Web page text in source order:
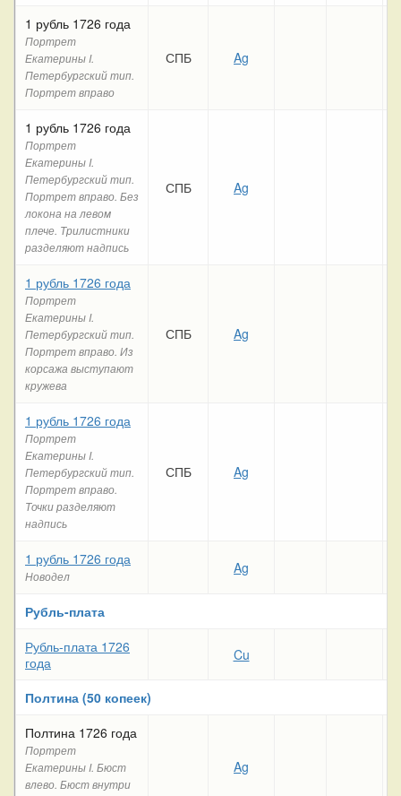
1 рубль 1726 года
Портрет
Екатерины I.
Петербургский тип.
Портрет вправо
СПБ Ag
1 рубль 1726 года
Портрет
Екатерины I.
Петербургский тип.
Портрет вправо. Без
локона на левом
плече. Трилистники
разделяют надпись
СПБ Ag
1 рубль 1726 года
Портрет
Екатерины I.
Петербургский тип.
Портрет вправо. Из
корсажа выступают
кружева
СПБ Ag
1 рубль 1726 года
Портрет
Екатерины I.
Петербургский тип.
Портрет вправо.
Точки разделяют
надпись
СПБ Ag
1 рубль 1726 года
Новодел Ag
Рубль-плата
Рубль-плата 1726
года
Cu
Полтина (50 копеек)
Полтина 1726 года
Портрет
Екатерины I. Бюст
влево. Бюст внутри
Ag